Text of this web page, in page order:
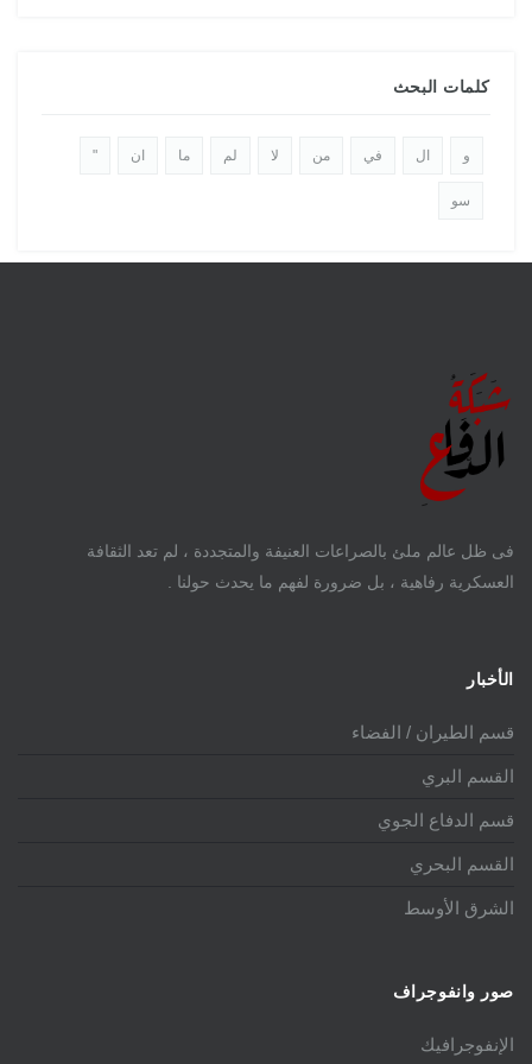
كلمات البحث
و ال في من لا لم ما ان "
سو
فى ظل عالم ملئ بالصراعات العنيفة والمتجددة ، لم تعد الثقافة
العسكرية رفاهية ، بل ضرورة لفهم ما يحدث حولنا .
الأخبار
قسم الطيران / الفضاء
القسم البري
قسم الدفاع الجوي
القسم البحري
الشرق الأوسط
صور وانفوجراف
الإنفوجرافيك